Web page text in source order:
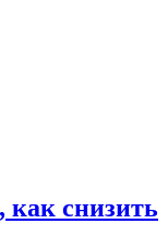
как снизить